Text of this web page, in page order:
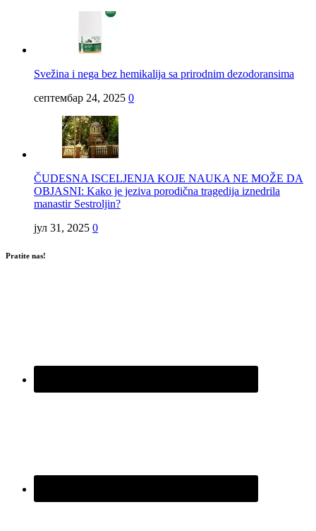
Svežina i nega bez hemikalija sa prirodnim dezodoransima
септембар 24, 2025 0
ČUDESNA ISCELJENJA KOJE NAUKA NE MOŽE DA
OBJASNI: Kako je jeziva porodična tragedija iznedrila
manastir Sestroljin?
јул 31, 2025 0
Pratite nas!